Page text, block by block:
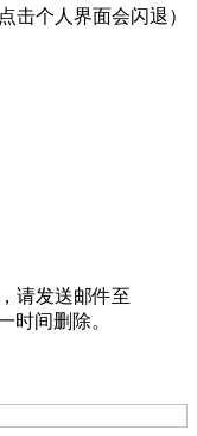
击个人界面会闪退）
请发送邮件至
时间删除。